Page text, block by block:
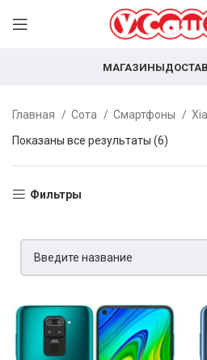
МАГАЗИНЫ
Главная Сота Смартфоны
Показаны все результаты (6)
Фильтры